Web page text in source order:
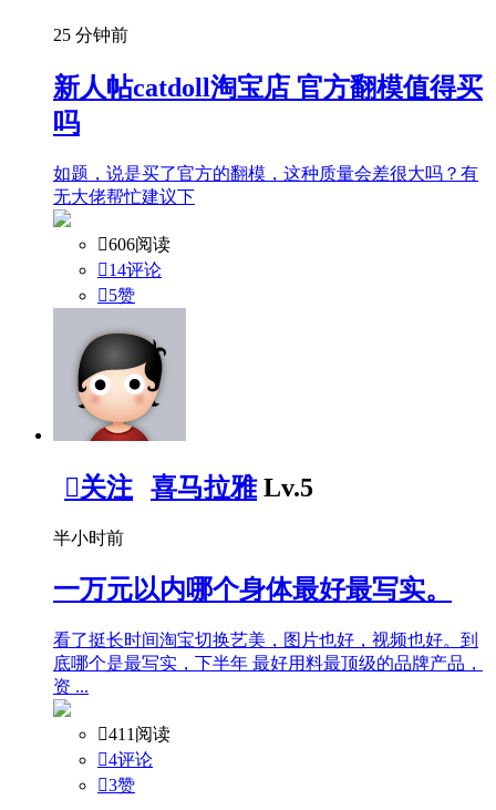
25 分钟前
新人帖catdoll淘宝店 官方翻模值得买
吗
如题，说是买了官方的翻模，这种质量会差很大吗？有
无大佬帮忙建议下
606阅读
14评论
5赞
关注 喜马拉雅 Lv.5
半小时前
一万元以内哪个身体最好最写实。
看了挺长时间淘宝切换艺美，图片也好，视频也好。到
底哪个是最写实，下半年 最好用料最顶级的品牌产品，
资 ...
411阅读
4评论
3赞